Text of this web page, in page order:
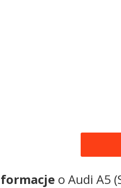
o Audi A5